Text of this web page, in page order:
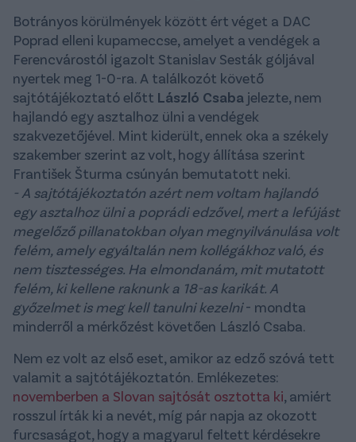
Botrányos körülmények között ért véget a DAC
Poprad elleni kupameccse, amelyet a vendégek a
Ferencvárostól igazolt Stanislav Sesták góljával
nyertek meg 1-0-ra. A találkozót követő
sajtótájékoztató előtt László Csaba jelezte, nem
hajlandó egy asztalhoz ülni a vendégek
szakvezetőjével. Mint kiderült, ennek oka a székely
szakember szerint az volt, hogy állítása szerint
František Šturma csúnyán bemutatott neki.
- A sajtótájékoztatón azért nem voltam hajlandó
egy asztalhoz ülni a poprádi edzővel, mert a lefújást
megelőző pillanatokban olyan megnyilvánulása volt
felém, amely egyáltalán nem kollégákhoz való, és
nem tisztességes. Ha elmondanám, mit mutatott
felém, ki kellene raknunk a 18-as karikát. A
győzelmet is meg kell tanulni kezelni- mondta
minderről a mérkőzést követően László Csaba.
Nem ez volt az első eset, amikor az edző szóvá tett
valamit a sajtótájékoztatón. Emlékezetes:
novemberben a Slovan sajtósát osztotta ki, amiért
rosszul írták ki a nevét, míg pár napja az okozott
furcsaságot, hogy a magyarul feltett kérdésekre